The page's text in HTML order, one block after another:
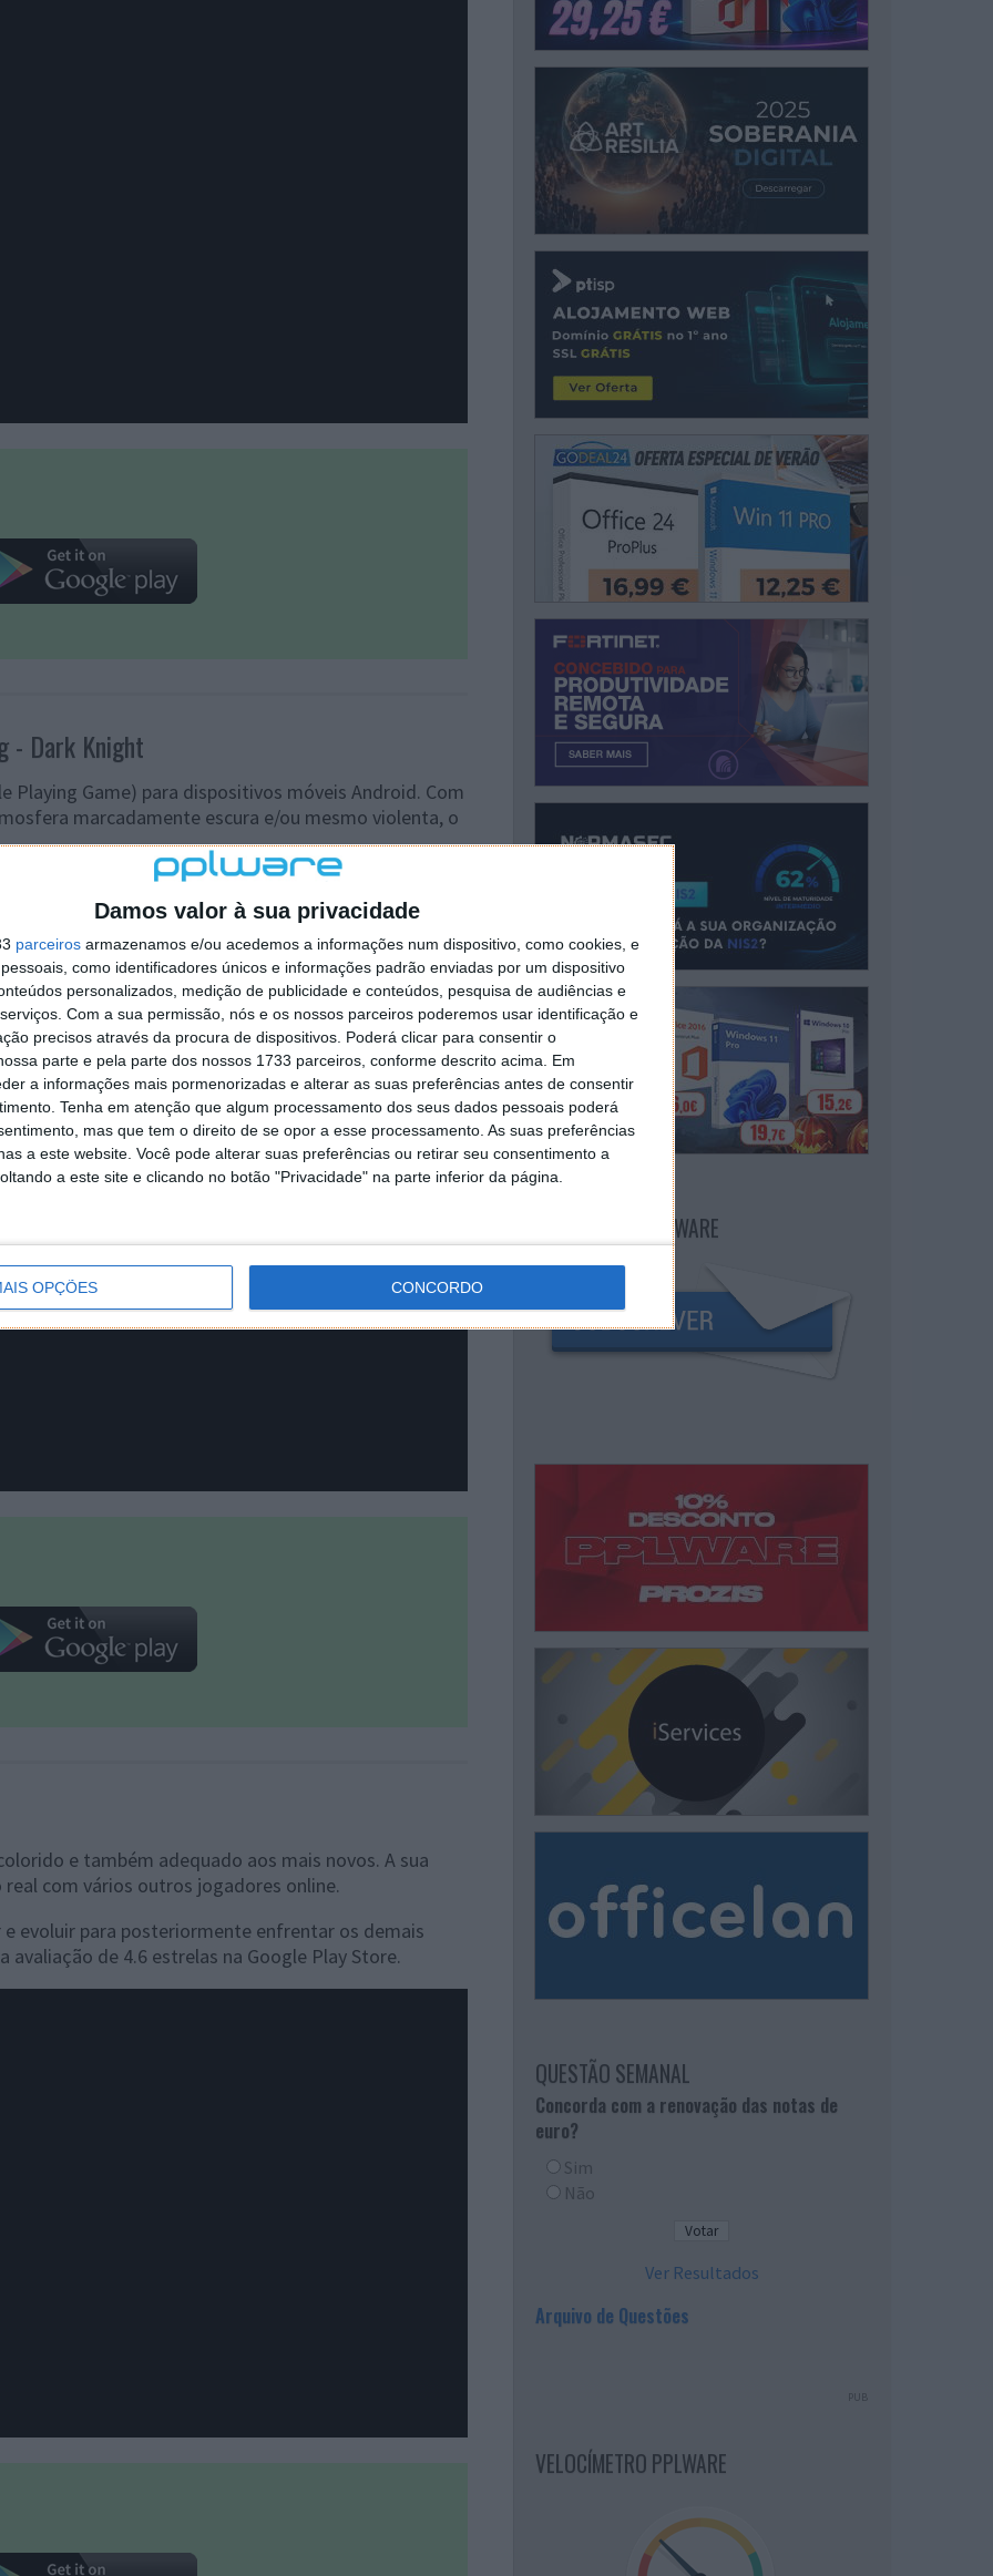
Damos valor à sua privacidade
parceiros armazenamos e/ou acedemos a informações num dispositivo, como cookies, e
como identificadores únicos e informações padrão enviadas por um dispositivo
personalizados, medição de publicidade e conteúdos, pesquisa de audiências e
Com a sua permissão, nós e os nossos parceiros poderemos usar identificação e
precisos através da procura de dispositivos. Poderá clicar para consentir o
parte e pela parte dos nossos 1733 parceiros, conforme descrito acima. Em
a informações mais pormenorizadas e alterar as suas preferências antes de consentir
Tenha em atenção que algum processamento dos seus dados pessoais poderá
mas que tem o direito de se opor a esse processamento. As suas preferências
a este website. Você pode alterar suas preferências ou retirar seu consentimento a
a este site e clicando no botão "Privacidade" na parte inferior da página.
OPÇÕES CONCORDO
- Dark Knight
Playing Game) para dispositivos móveis Android. Com
marcadamente escura e/ou mesmo violenta, o
escolher o seu personagem e, a partir daí,
várias horas de diversão com a promessa de
experiência.
Store e possui uma pontuação geral de 4.6 estrelas
e também adequado aos mais novos. A sua
com vários outros jogadores online.
evoluir para posteriormente enfrentar os demais
de 4.6 estrelas na Google Play Store.
NEWSLETTER PPLWARE
QUESTÃO SEMANAL
Concorda com a renovação das notas de
euro?
Sim
Não
Ver Resultados
Arquivo de Questões
PUB
VELOCÍMETRO PPLWARE